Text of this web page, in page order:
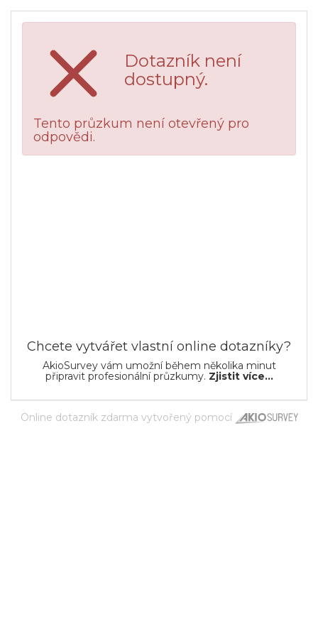
Dotazník není
dostupný.
Tento průzkum není otevřený pro
odpovědi.
Chcete vytvářet vlastní online dotazníky?
AkioSurvey vám umožní během několika minut
připravit profesionální průzkumy. Zjistit více...
Online dotazník zdarma vytvořený pomocí